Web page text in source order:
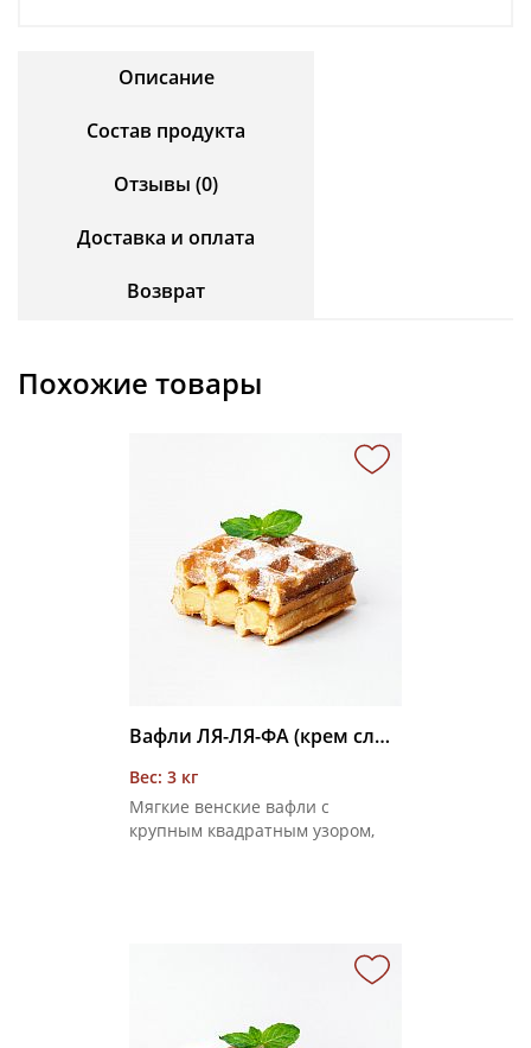
Описание
Состав продукта
Отзывы (0)
Доставка и оплата
Возврат
Похожие товары
Вафли ЛЯ-ЛЯ-ФА (крем сливочный) 3 кг
Вес: 3 кг
Мягкие венские вафли с
крупным квадратным узором,